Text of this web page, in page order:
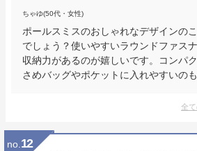
ちゃゆ(50代・女性)
ポールスミスのおしゃれなデザインの
でしょう？使いやすいラウンドファス
収納力があるのが嬉しいです。コンパ
さめバッグやポケットに入れやすいのも
全
no. 12